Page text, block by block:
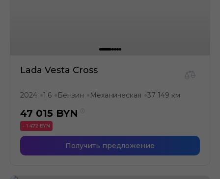
Lada Vesta Cross
2024 ●1.6 ● Бензин ● Механическая ●37 149 км
47 015 BYN
- 1 472 BYN
Получить предложение